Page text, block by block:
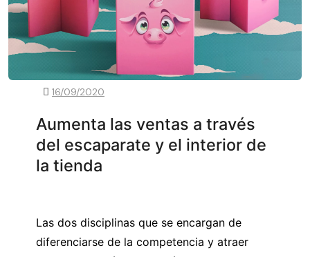
16/09/2020
Aumenta las ventas a través
del escaparate y el interior de
la tienda
Las dos disciplinas que se encargan de
diferenciarse de la competencia y atraer